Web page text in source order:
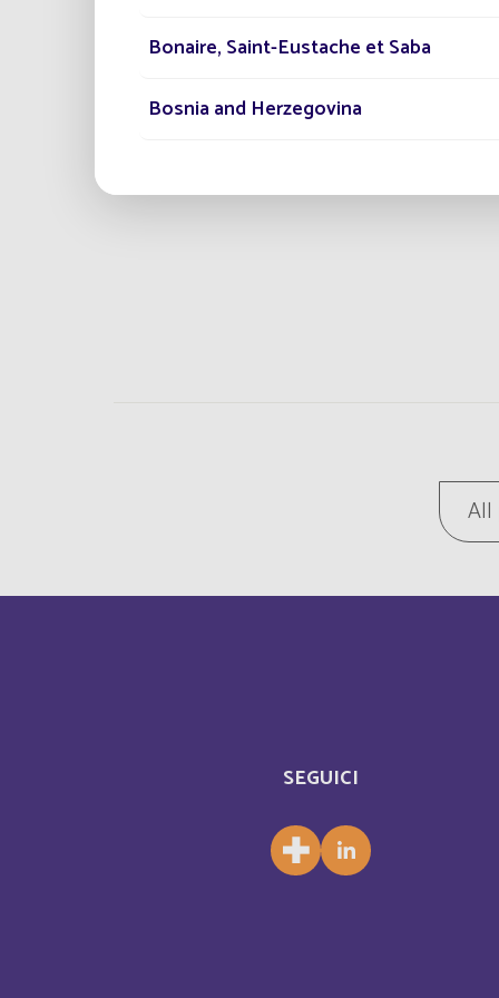
All
SEGUICI
Bonaire, Saint-Eustache et Saba
Bosnia and Herzegovina
Central Afriquen Republic